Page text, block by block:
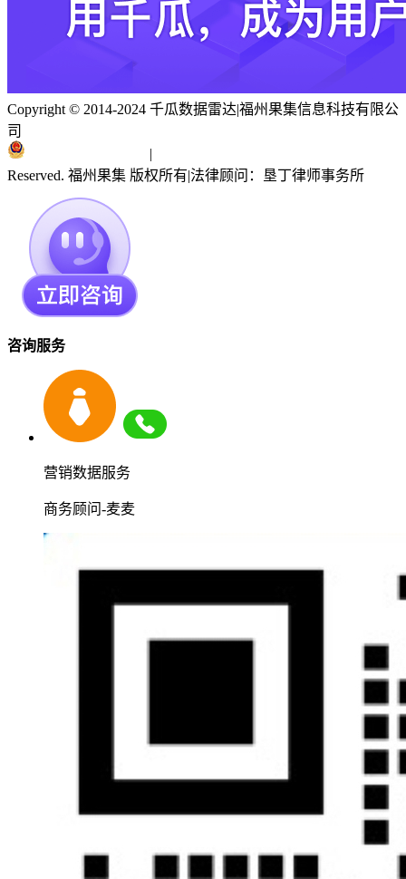
Copyright © 2014-2024 千瓜数据雷达|福州果集信息科技有限公
司
|
Reserved. 福州果集 版权所有|法律顾问：垦丁律师事务所
咨询服务
营销数据服务
商务顾问-麦麦